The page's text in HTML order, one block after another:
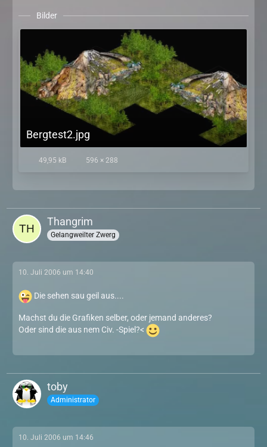
Bilder
Bergtest2.jpg
49,95 kB 596 × 288
Thangrim
Gelangweilter Zwerg
10. Juli 2006 um 14:40
Die sehen sau geil aus....
Machst du die Grafiken selber, oder jemand anderes?
Oder sind die aus nem Civ. -Spiel?<
toby
Administrator
10. Juli 2006 um 14:46